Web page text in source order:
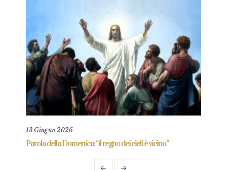
13 Giugno 2026
Parola della Domenica: “il regno dei cieli è vicino”